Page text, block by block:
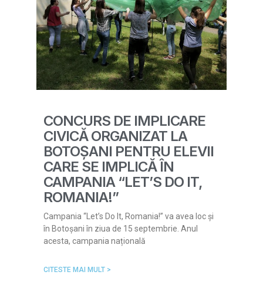
CONCURS DE IMPLICARE
CIVICĂ ORGANIZAT LA
BOTOȘANI PENTRU ELEVII
CARE SE IMPLICĂ ÎN
CAMPANIA “LET’S DO IT,
ROMANIA!”
Campania “Let’s Do It, Romania!” va avea loc și
în Botoșani în ziua de 15 septembrie. Anul
acesta, campania națională
CITESTE MAI MULT >